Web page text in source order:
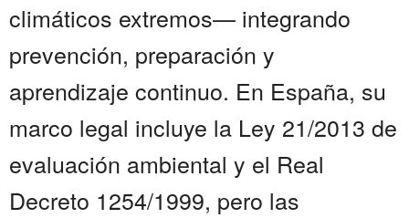
climáticos extremos— integrando
prevención, preparación y
aprendizaje continuo. En España, su
marco legal incluye la Ley 21/2013 de
evaluación ambiental y el Real
Decreto 1254/1999, pero las